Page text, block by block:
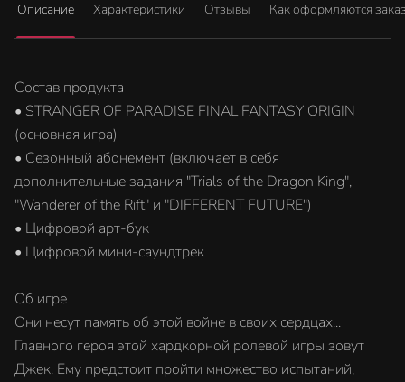
Описание Характеристики Отзывы Как оформляются
Состав продукта
• STRANGER OF PARADISE FINAL FANTASY ORIGIN
(основная игра)
• Сезонный абонемент (включает в себя
дополнительные задания "Trials of the Dragon King",
"Wanderer of the Rift" и "DIFFERENT FUTURE")
• Цифровой арт-бук
• Цифровой мини-саундтрек
Об игре
Они несут память об этой войне в своих сердцах...
Главного героя этой хардкорной ролевой игры зовут
Джек. Ему предстоит пройти множество испытаний,